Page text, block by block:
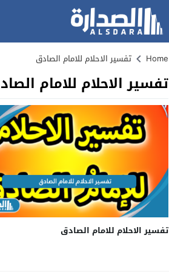
Home تفسير الاحلام للامام الصادق
تفسير الاحلام للامام
تفسير الاحلام للامام الصادق